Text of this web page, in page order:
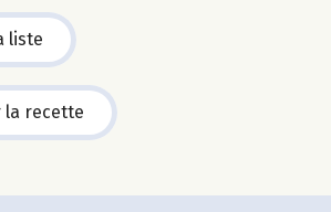
liste
la recette